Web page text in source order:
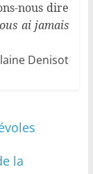
nous dire
ai jamais
Denisot
la